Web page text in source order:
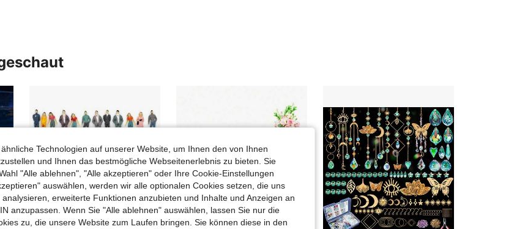
Technologien auf unserer Website, um Ihnen den von Ihnen
und Ihnen das bestmögliche Webseitenerlebnis zu bieten. Sie
"Alle ablehnen", "Alle akzeptieren" oder Ihre Cookie-Einstellungen
auswählen, werden wir alle optionalen Cookies setzen, die uns
erweiterte Funktionen anzubieten und Inhalte und Anzeigen an
anzupassen. Wenn Sie "Alle ablehnen" auswählen, lassen Sie nur die
zu, die unsere Website zum Laufen bringen. Sie können diese in den